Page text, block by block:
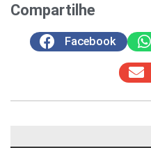
Compartilhe
Facebook